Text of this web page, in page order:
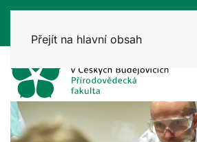
Přejít na hlavní obsah